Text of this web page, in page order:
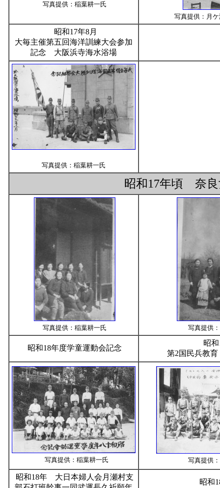
写真提供：稲葉耕一氏
写真提供：月
昭和17年8月
大毎主催第五回海洋訓練大会参加
記念 大阪浜寺海水浴場
写真提供：稲葉耕一氏
昭和17年頃 奈
写真提供：稲葉耕一氏 写真提供
昭和18年度学童運動会記念
昭
第2国民兵教
写真提供：稲葉耕一氏 写真提供
昭和18年 大日本婦人会月瀬村支
昭和